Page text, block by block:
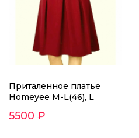
Приталенное платье
Homeyee M-L(46), L
5500 ₽